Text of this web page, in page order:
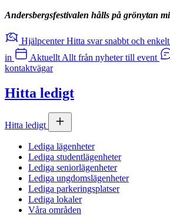
Andersbergsfestivalen hålls på grönytan
2026
+
−
Hjälpcenter Hitta svar snabbt och enkelt
in
Aktuellt Allt från nyheter till event
kontaktvägar
Hitta ledigt
Hitta ledigt
Lediga lägenheter
Lediga studentlägenheter
Lediga seniorlägenheter
Lediga ungdomslägenheter
Lediga parkeringsplatser
Lediga lokaler
Våra områden